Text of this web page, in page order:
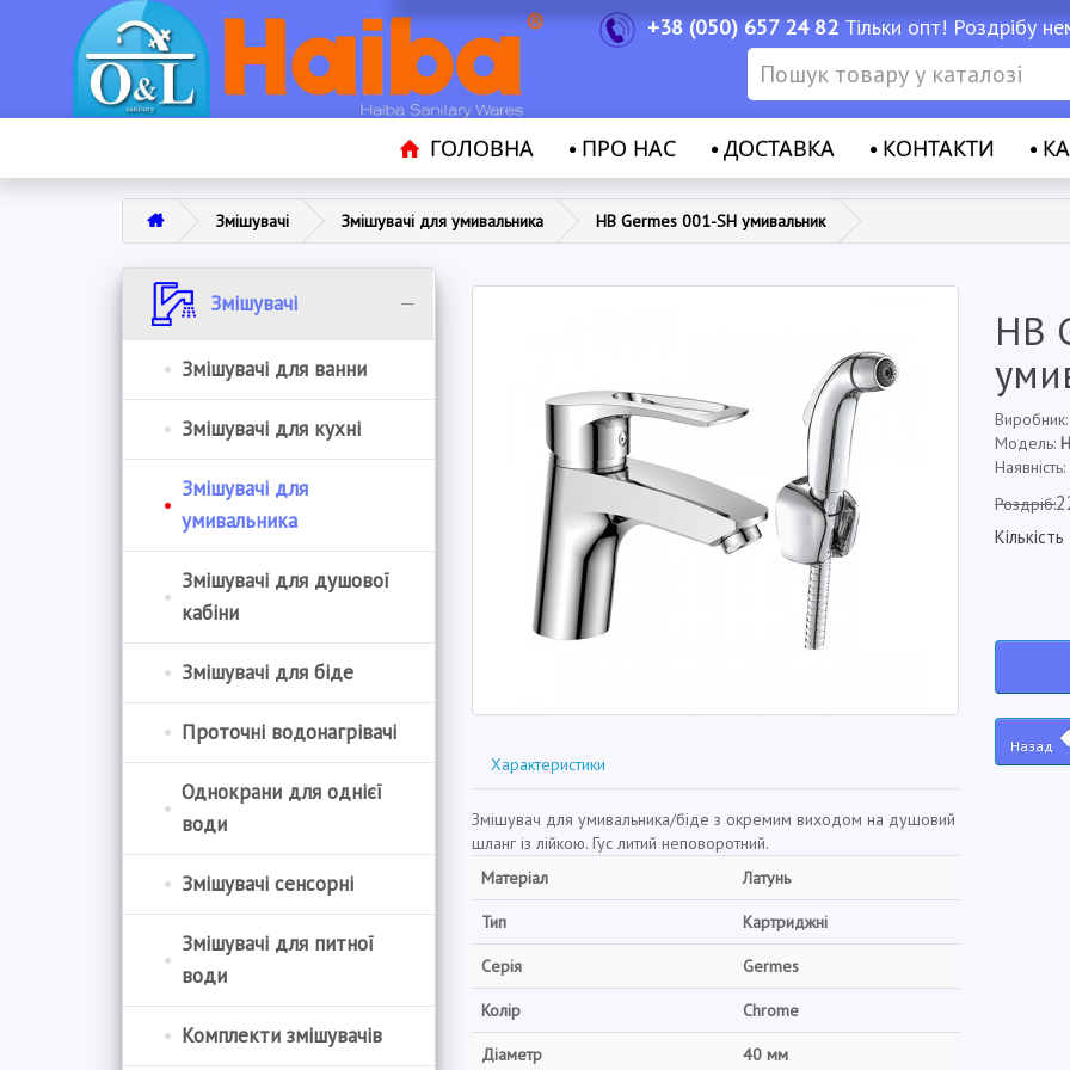
+38 (050) 657 24 82Тільки опт! Роздрібу
ГОЛОВНА ПРО НАС ДОСТАВКА КОНТАКТИ
Змішувачі Змішувачі для умивальника HB Germes 001-SH умивальник
Змішувачі
Змішувачі для ванни
Змішувачі для кухні
Змішувачі для
умивальника
Змішувачі для душової
кабіни
Змішувачі для біде
Проточні водонагрівачі
Однокрани для однієї
води
Змішувачі сенсорні
Змішувачі для питної
води
Комплекти змішувачів
Характеристики
Змішувач для умивальника/біде з окремим виходом на душовий
шланг із лійкою. Гус литий неповоротний.
Матеріал
Латунь
Тип Картриджні
Серія Germes
Колір Chrome
Діаметр 40 мм
HB
Модель:
Роздріб:
Кількість
Назад